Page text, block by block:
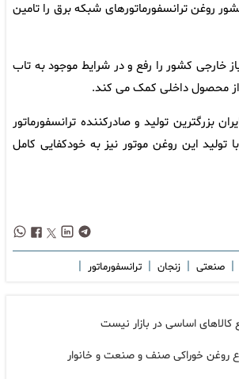
روغن ترانسفورماتورهای شبکه برق را تامین
خارجی کشور را رفع و در شرایط موجود به تاب
از محصول داخلی کمک می کند.
بزرگترین تولید و صادرکننده ترانسفورماتور
این روغن موتور نیز به خودکفایی کامل
| صنعتی | زنجان | ترانسفورماتور |
کالاهای اساسی در بازار نیست
روغن خوراکی صنف و صنعت و خانوار